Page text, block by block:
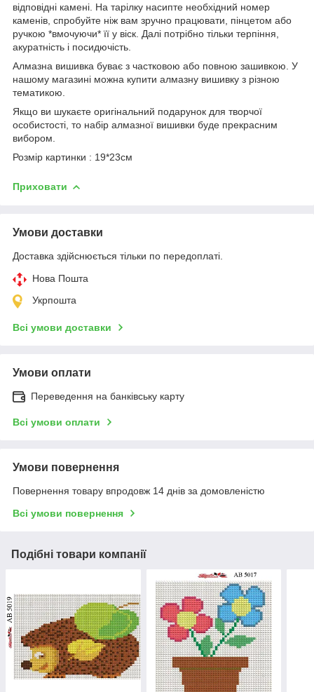
відповідні камені. На тарілку насипте необхідний номер
каменів, спробуйте ніж вам зручно працювати, пінцетом або
ручкою *вмочуючи* її у віск. Далі потрібно тільки терпіння,
акуратність і посидючість.
Алмазна вишивка буває з частковою або повною зашивкою. У
нашому магазині можна купити алмазну вишивку з різною
тематикою.
Якщо ви шукаєте оригінальний подарунок для творчої
особистості, то набір алмазної вишивки буде прекрасним
вибором.
Розмір картинки : 19*23см
Приховати
Умови доставки
Доставка здійснюється тільки по передоплаті.
Нова Пошта
Укрпошта
Всі умови доставки
Умови оплати
Переведення на банківську карту
Всі умови оплати
Умови повернення
Повернення товару впродовж 14 днів за домовленістю
Всі умови повернення
Подібні товари компанії